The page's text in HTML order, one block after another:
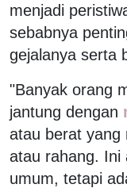
menjadi
sebabnya
gejalanya serta
"Banyak orang
jantung dengan
atau berat yang
atau rahang. Ini
umum, tetapi